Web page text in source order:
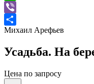
WhatsApp
Viber
Отправить
Михаил Арефьев
Усадьба. На
Цена по запросу